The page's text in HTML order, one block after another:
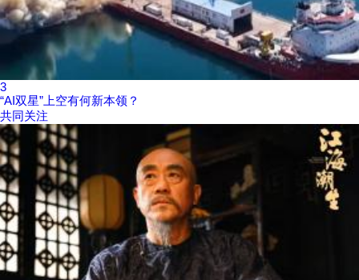
3
“AI双星”上空有何新本领？
共同关注